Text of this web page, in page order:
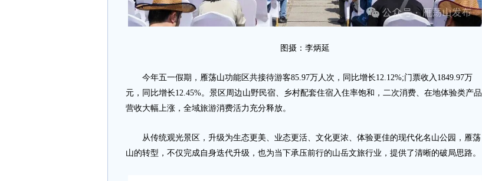
图摄：李炳延
今年五一假期，雁荡山功能区共接待游客85.97万人次，同比增长12.12%;门票收入1849.97万
元，同比增长12.45%。景区周边山野民宿、乡村配套住宿入住率饱和，二次消费、在地体验类产品
营收大幅上涨，全域旅游消费活力充分释放。
从传统观光景区，升级为生态更美、业态更活、文化更浓、体验更佳的现代化名山公园，雁荡
山的转型，不仅完成自身迭代升级，也为当下承压前行的山岳文旅行业，提供了清晰的破局思路。